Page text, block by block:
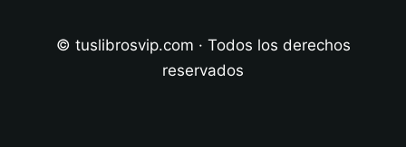
© tuslibrosvip.com · Todos los derechos
reservados